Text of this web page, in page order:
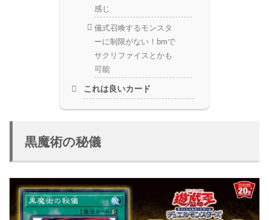
感じ
儀式召喚するモンスタ
ーに制限がない！bmで
サクリファイスとかも
可能
これは良いカード
黒魔術の秘儀